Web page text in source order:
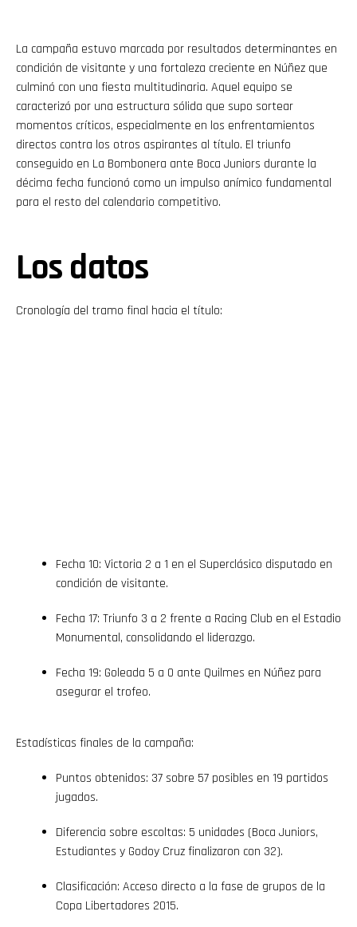
La campaña estuvo marcada por resultados determinantes en
condición de visitante y una fortaleza creciente en Núñez que
culminó con una fiesta multitudinaria. Aquel equipo se
caracterizó por una estructura sólida que supo sortear
momentos críticos, especialmente en los enfrentamientos
directos contra los otros aspirantes al título. El triunfo
conseguido en La Bombonera ante Boca Juniors durante la
décima fecha funcionó como un impulso anímico fundamental
para el resto del calendario competitivo.
Los datos
Cronología del tramo final hacia el título:
Fecha 10: Victoria 2 a 1 en el Superclásico disputado en
condición de visitante.
Fecha 17: Triunfo 3 a 2 frente a Racing Club en el Estadio
Monumental, consolidando el liderazgo.
Fecha 19: Goleada 5 a 0 ante Quilmes en Núñez para
asegurar el trofeo.
Estadísticas finales de la campaña:
Puntos obtenidos: 37 sobre 57 posibles en 19 partidos
jugados.
Diferencia sobre escoltas: 5 unidades (Boca Juniors,
Estudiantes y Godoy Cruz finalizaron con 32).
Clasificación: Acceso directo a la fase de grupos de la
Copa Libertadores 2015.